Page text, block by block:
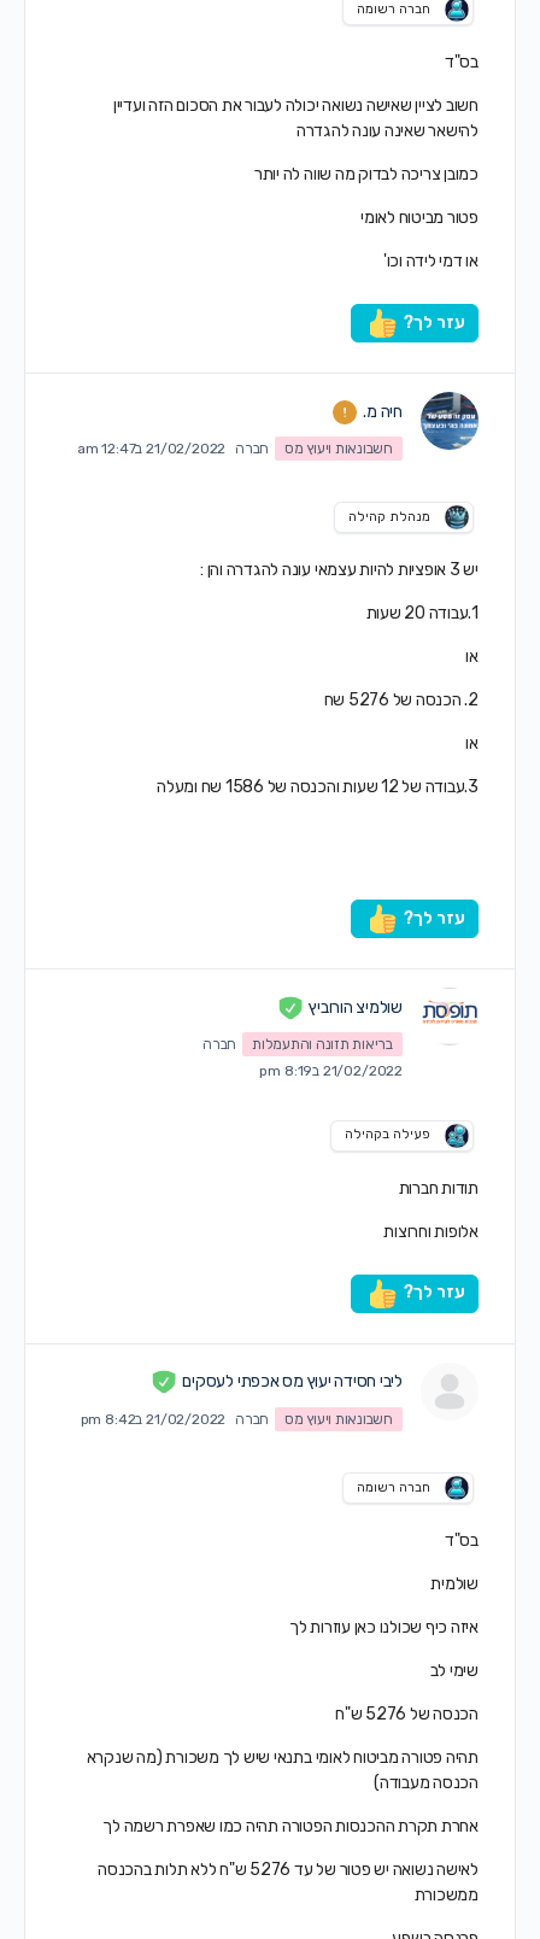
חברה רשומה
בס"ד
חשוב לציין שאישה נשואה יכולה לעבור את הסכום הזה ועדיין
להישאר שאינה עונה להגדרה
כמובן צריכה לבדוק מה שווה לה יותר
פטור מביטוח לאומי
או דמי לידה וכו'
עזר לך?
חיה מ.
חשבונאות ויעוץ מס חברה 21/02/2022 ב12:47 am
מנהלת קהילה
יש 3 אופציות להיות עצמאי עונה להגדרה והן :
או
2. הכנסה של 5276 שח
או
3.עבודה של 12 שעות והכנסה של 1586 שח ומעלה
עזר לך?
שולמיצ הורוביץ
בריאות תזונה והתעמלות
חברה
21/02/2022 ב8:19 pm
פעילה בקהילה
תודות חברות
אלופות וחרוצות
עזר לך?
ליבי חסידה יעוץ מס אכפתי לעסקים
חשבונאות ויעוץ מס חברה 21/02/2022 ב8:42 pm
חברה רשומה
בס"ד
שולמית
איזה כיף שכולנו כאן עוזרות לך
שימי לב
הכנסה של 5276 ש"ח
תהיה פטורה מביטוח לאומי בתנאי שיש לך משכורת (מה שנקרא
הכנסה מעבודה)
אחרת תקרת ההכנסות הפטורה תהיה כמו שאפרת רשמה לך
לאישה נשואה יש פטור של עד 5276 ש"ח ללא תלות בהכנסה
ממשכורת